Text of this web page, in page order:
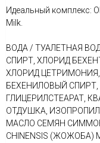
Идеальный комплекс:
Milk.
ВОДА / ТУАЛЕТНАЯ
СПИРТ, ХЛОРИД
ХЛОРИД
БЕХЕНИЛОВЫЙ СПИРТ,
ГЛИЦЕРИЛСТЕАРАТ,
ОТДУШКА,
МАСЛО СЕМЯН
CHINENSIS (ЖОЖОБА)